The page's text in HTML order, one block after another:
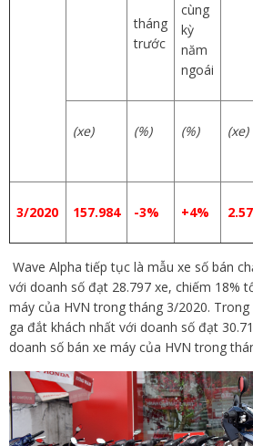
tháng
trước
cùng
kỳ
năm
ngoái
(xe) (%) (%) (xe)
3/2020 157.984 -3% +4%
Wave Alpha tiếp tục là mẫu xe số bán
với doanh số đạt 28.797 xe, chiếm 18%
máy của HVN trong tháng 3/2020.
ga đắt khách nhất với doanh số đạt
doanh số bán xe máy của HVN trong